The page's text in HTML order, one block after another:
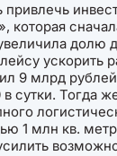
привлечь
которая
долю
ускорить
9 млрд
сутки. Тогда
1 млн кв.